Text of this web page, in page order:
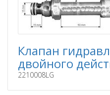
Клапан
двойного
2210008LG